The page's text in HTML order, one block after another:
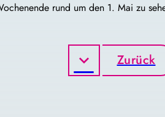
rund um den 1. Mai zu
Zurück